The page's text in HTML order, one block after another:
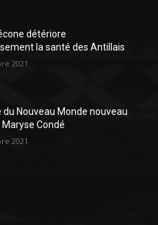
détériore
la santé des Antillais
2021
du Nouveau Monde nouveau
Condé
2021